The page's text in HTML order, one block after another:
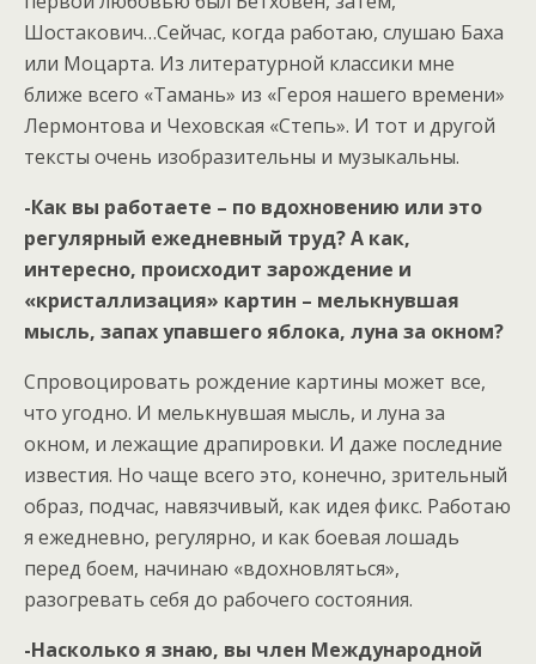
Шостакович…Сейчас, когда работаю, слушаю Баха
или Моцарта. Из литературной классики мне
ближе всего «Тамань» из «Героя нашего времени»
Лермонтова и Чеховская «Степь». И тот и другой
тексты очень изобразительны и музыкальны.
-Как вы работаете – по вдохновению или это
регулярный ежедневный труд? А как,
интересно, происходит зарождение и
«кристаллизация» картин – мелькнувшая
мысль, запах упавшего яблока, луна за окном?
Спровоцировать рождение картины может все,
что угодно. И мелькнувшая мысль, и луна за
окном, и лежащие драпировки. И даже последние
известия. Но чаще всего это, конечно, зрительный
образ, подчас, навязчивый, как идея фикс. Работаю
я ежедневно, регулярно, и как боевая лошадь
перед боем, начинаю «вдохновляться»,
разогревать себя до рабочего состояния.
-Насколько я знаю, вы член Международной